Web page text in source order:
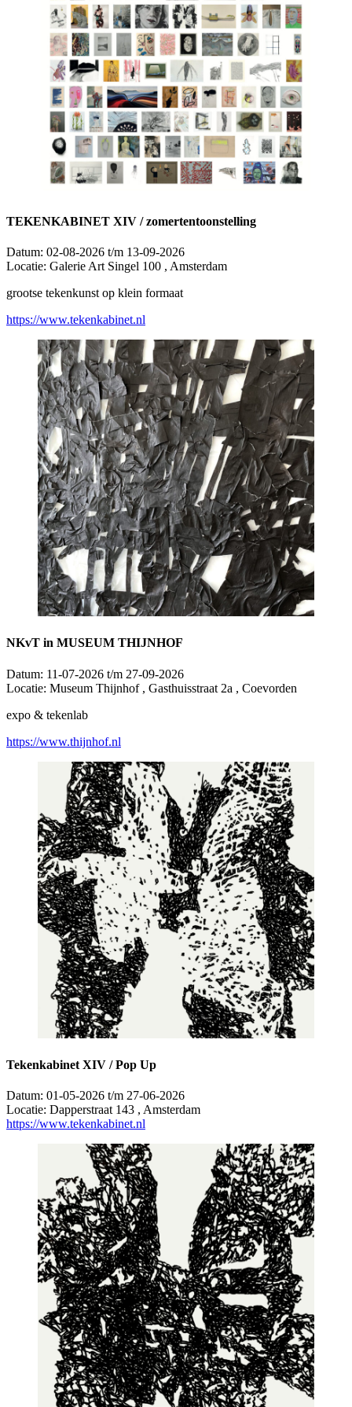
TEKENKABINET XIV / zomertentoonstelling
Datum: 02-08-2026 t/m 13-09-2026
Locatie: Galerie Art Singel 100 , Amsterdam
grootse tekenkunst op klein formaat
https://www.tekenkabinet.nl
NKvT in MUSEUM THIJNHOF
Datum: 11-07-2026 t/m 27-09-2026
Locatie: Museum Thijnhof , Gasthuisstraat 2a , Coevorden
expo & tekenlab
https://www.thijnhof.nl
Tekenkabinet XIV / Pop Up
Datum: 01-05-2026 t/m 27-06-2026
Locatie: Dapperstraat 143 , Amsterdam
https://www.tekenkabinet.nl